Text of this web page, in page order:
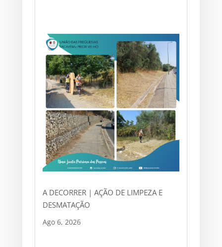
A DECORRER | AÇÃO DE LIMPEZA E
DESMATAÇÃO
Ago 6, 2026